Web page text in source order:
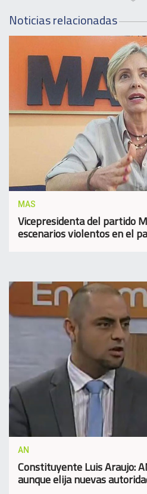
Noticias relacionadas
MAS
Vicepresidenta del partido
escenarios violentos en el
AN
Constituyente Luis Araujo:
aunque elija nuevas